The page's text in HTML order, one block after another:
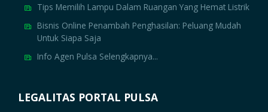
Tips Memilih Lampu Dalam Ruangan Yang Hemat Listrik
Bisnis Online Penambah Penghasilan: Peluang Mudah
Untuk Siapa Saja
Info Agen Pulsa Selengkapnya...
LEGALITAS PORTAL PULSA